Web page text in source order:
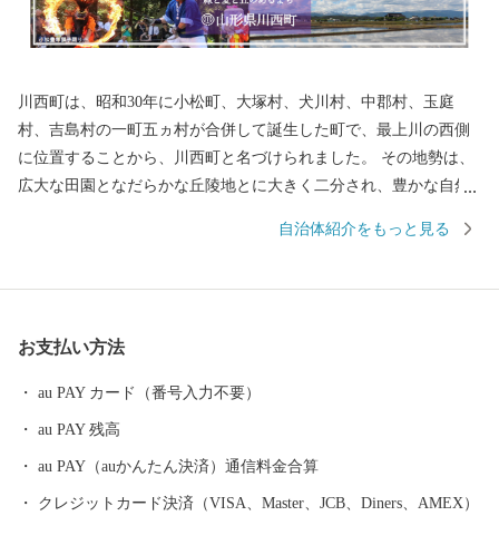
川西町は、昭和30年に小松町、大塚村、犬川村、中郡村、玉庭
村、吉島村の一町五ヵ村が合併して誕生した町で、最上川の西側
に位置することから、川西町と名づけられました。 その地勢は、
広大な田園となだらかな丘陵地とに大きく二分され、豊かな自然
盛んで、県内では庄内平野に次ぐ「米どころ」として知られてい
00,000本のダリアを咲かせ、毎年8月はじめから11月上旬の降霜の
時期まで開園しています。メキシコ原産のダリアは、ふるさとメ
います。
自治体紹介をもっと見る
お支払い方法
au PAY カード（番号入力不要）
au PAY 残高
au PAY（auかんたん決済）通信料金合算
クレジットカード決済（VISA、Master、JCB、Diners、AMEX）